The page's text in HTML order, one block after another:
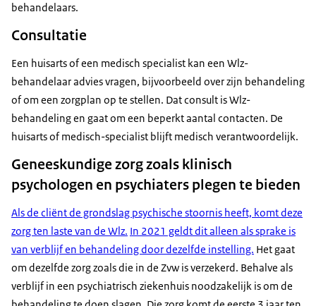
behandelaars.
Consultatie
Een huisarts of een medisch specialist kan een Wlz-
behandelaar advies vragen, bijvoorbeeld over zijn behandeling
of om een zorgplan op te stellen. Dat consult is Wlz-
behandeling en gaat om een beperkt aantal contacten. De
huisarts of medisch-specialist blijft medisch verantwoordelijk.
Geneeskundige zorg zoals klinisch
psychologen en psychiaters plegen te bieden
Als de cliënt de grondslag psychische stoornis heeft, komt deze
zorg ten laste van de Wlz. In 2021 geldt dit alleen als sprake is
van verblijf en behandeling door dezelfde instelling. Het gaat
om dezelfde zorg zoals die in de Zvw is verzekerd. Behalve als
verblijf in een psychiatrisch ziekenhuis noodzakelijk is om de